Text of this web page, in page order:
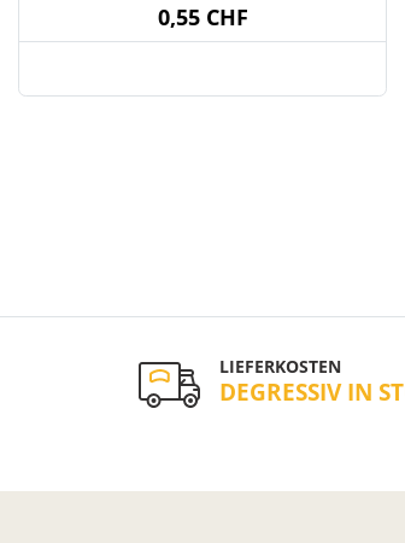
0,55 CHF
LIEFERKOSTEN
DEGRESSIV IN